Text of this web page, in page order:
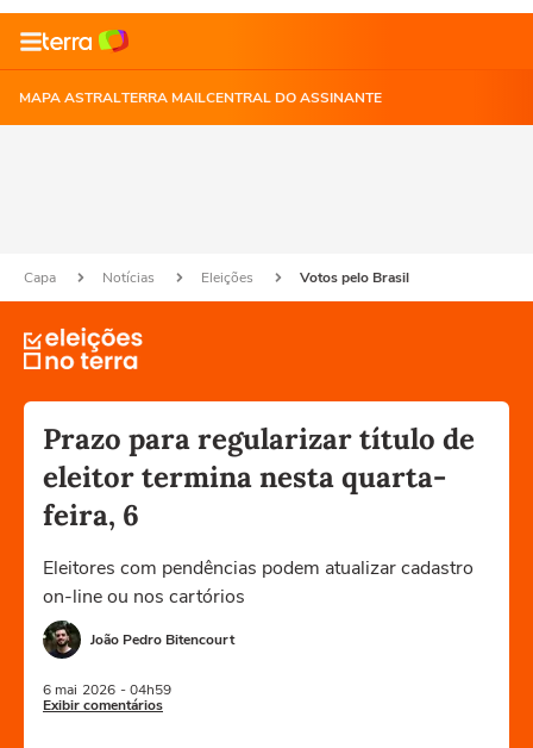
MAPA ASTRALTERRA MAILCENTRAL DO ASSINANTE
Capa Notícias Eleições Votos pelo Brasil
Prazo para regularizar título de
eleitor termina nesta quarta-
feira, 6
Eleitores com pendências podem atualizar cadastro
on-line ou nos cartórios
João Pedro Bitencourt
6 mai 2026 - 04h59
Exibir comentários